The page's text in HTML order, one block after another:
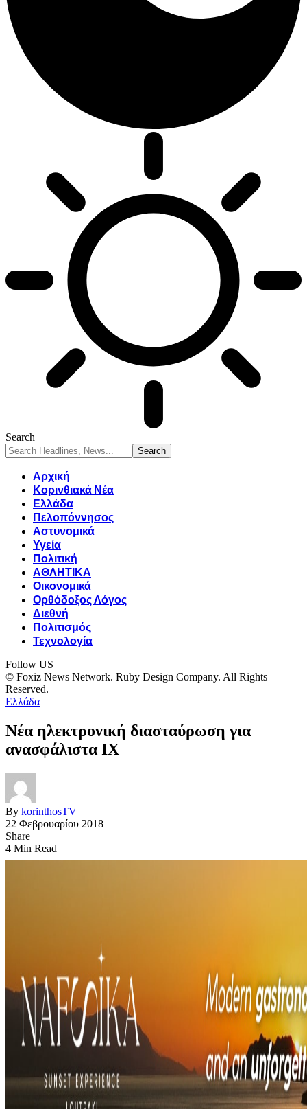
Search
Αρχική
Κορινθιακά Νέα
Ελλάδα
Πελοπόννησος
Αστυνομικά
Υγεία
Πολιτική
ΑΘΛΗΤΙΚΑ
Οικονομικά
Ορθόδοξος Λόγος
Διεθνή
Πολιτισμός
Τεχνολογία
Follow US
© Foxiz News Network. Ruby Design Company. All Rights
Reserved.
Ελλάδα
Νέα ηλεκτρονική διασταύρωση για
ανασφάλιστα ΙΧ
By korinthosTV
22 Φεβρουαρίου 2018
Share
4 Min Read